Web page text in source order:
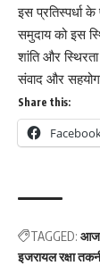
इस प्रतिस्पर्धा
समुदाय को इस
शांति और
संवाद और सहयोग
Share this:
TAGGED: आज
इजरायल रक्षा